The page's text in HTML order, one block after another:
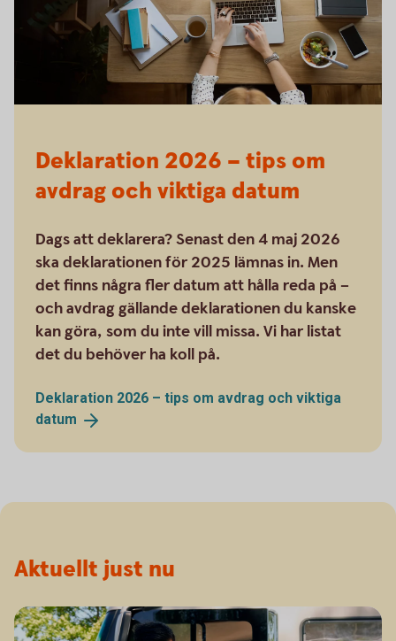
Deklaration 2026 – tips om
avdrag och viktiga datum
Dags att deklarera? Senast den 4 maj 2026
ska deklarationen för 2025 lämnas in. Men
det finns några fler datum att hålla reda på –
och avdrag gällande deklarationen du kanske
kan göra, som du inte vill missa. Vi har listat
det du behöver ha koll på.
Deklaration 2026 – tips om avdrag och viktiga
datum
Aktuellt just nu